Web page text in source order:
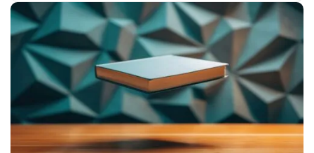
النبوية والراشدة وتنزيل قواعده على الوسائل المعاصرة، مؤكدة
على ضرورة صياغة استراتيجيات مرنة تضمن تحقيق نهضة الأمة
وشهودها الحضاري.